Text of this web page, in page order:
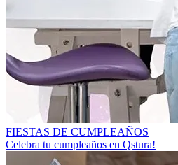
FIESTAS DE CUMPLEAÑOS
Celebra tu cumpleaños en Qstura!